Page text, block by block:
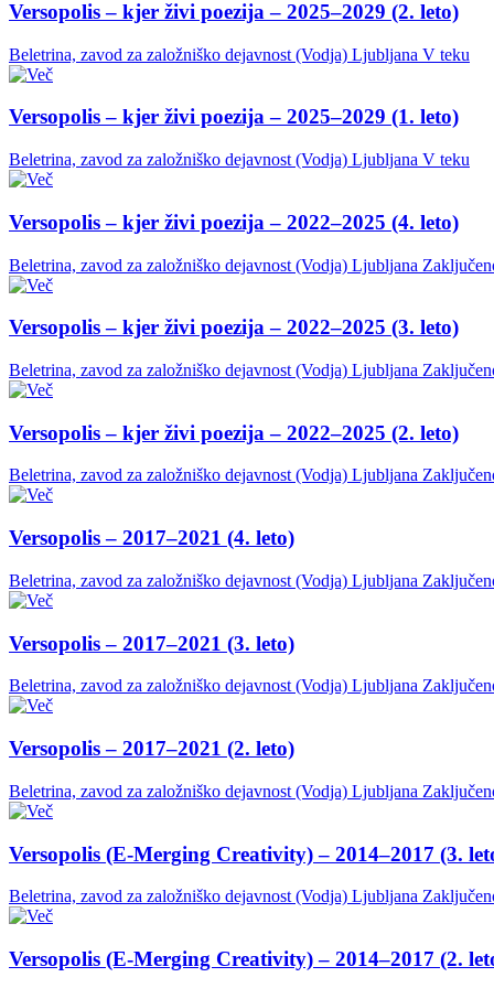
Versopolis – kjer živi poezija – 2025–2029 (2. leto)
Beletrina, zavod za založniško dejavnost (Vodja) Ljubljana V teku
Versopolis – kjer živi poezija – 2025–2029 (1. leto)
Beletrina, zavod za založniško dejavnost (Vodja) Ljubljana V teku
Versopolis – kjer živi poezija – 2022–2025 (4. leto)
Beletrina, zavod za založniško dejavnost (Vodja) Ljubljana
Versopolis – kjer živi poezija – 2022–2025 (3. leto)
Beletrina, zavod za založniško dejavnost (Vodja) Ljubljana
Versopolis – kjer živi poezija – 2022–2025 (2. leto)
Beletrina, zavod za založniško dejavnost (Vodja) Ljubljana
Versopolis – 2017–2021 (4. leto)
Beletrina, zavod za založniško dejavnost (Vodja) Ljubljana
Versopolis – 2017–2021 (3. leto)
Beletrina, zavod za založniško dejavnost (Vodja) Ljubljana
Versopolis – 2017–2021 (2. leto)
Beletrina, zavod za založniško dejavnost (Vodja) Ljubljana
Versopolis (E-Merging Creativity) – 2014–2017 (3.
Beletrina, zavod za založniško dejavnost (Vodja) Ljubljana
Versopolis (E-Merging Creativity) – 2014–2017 (2.